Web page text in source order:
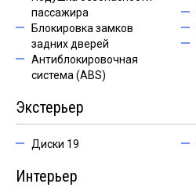
пассажира
Блокировка замков
задних дверей
Антиблокировочная
система (ABS)
Экстерьер
Диски 19
Интерьер